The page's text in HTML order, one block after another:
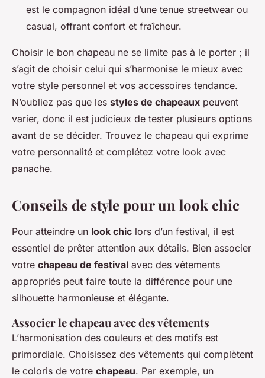
est le compagnon idéal d’une tenue streetwear ou
casual, offrant confort et fraîcheur.
Choisir le bon chapeau ne se limite pas à le porter ; il
s’agit de choisir celui qui s’harmonise le mieux avec
votre style personnel et vos accessoires tendance.
N’oubliez pas que les styles de chapeaux peuvent
varier, donc il est judicieux de tester plusieurs options
avant de se décider. Trouvez le chapeau qui exprime
votre personnalité et complétez votre look avec
panache.
Conseils de style pour un look chic
Pour atteindre un look chic lors d’un festival, il est
essentiel de prêter attention aux détails. Bien associer
votre chapeau de festival avec des vêtements
appropriés peut faire toute la différence pour une
silhouette harmonieuse et élégante.
Associer le chapeau avec des vêtements
L’harmonisation des couleurs et des motifs est
primordiale. Choisissez des vêtements qui complètent
le coloris de votre chapeau. Par exemple, un